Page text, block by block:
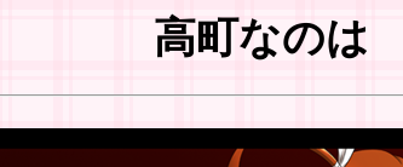
高町なのは